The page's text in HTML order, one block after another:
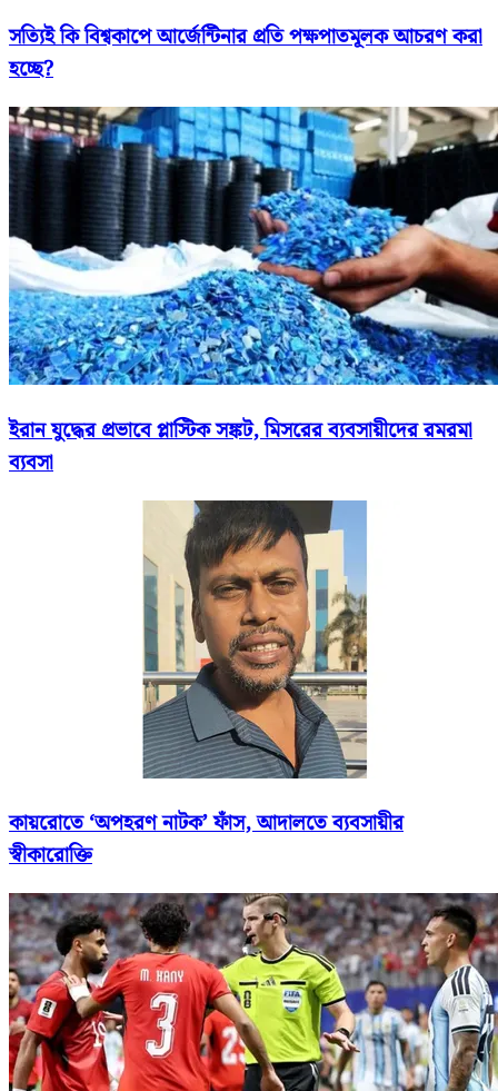
সত্যিই কি বিশ্বকাপে আর্জেন্টিনার প্রতি পক্ষপাতমূলক আচরণ করা
হচ্ছে?
ইরান যুদ্ধের প্রভাবে প্লাস্টিক সঙ্কট, মিসরের ব্যবসায়ীদের রমরমা
ব্যবসা
কায়রোতে ‘অপহরণ নাটক’ ফাঁস, আদালতে ব্যবসায়ীর
স্বীকারোক্তি